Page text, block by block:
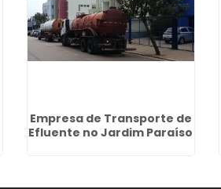
Empresa de Transporte de
Efluente no Jardim Paraíso